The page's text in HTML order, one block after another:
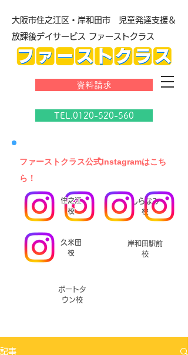
大阪市住之江区・岸和田市 児童発達支援＆
放課後デイサービス ファーストクラス
資料請求
TEL.0120-520-560
​ファーストクラス公式Instagramはこち
ら！
しらなみ
校
久米田
校
岸和田駅前
校
ポートタ
ウン校
住之江
校
記事